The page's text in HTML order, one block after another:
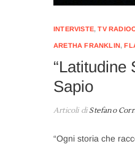
INTERVISTE,TV
ARETHA FRANKLIN,
“Latitudine
Sapio
Articoli diStefano
“Ogni storia che